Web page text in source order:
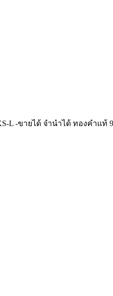
L -ขายได้ จำนำได้ ทองคำแท้